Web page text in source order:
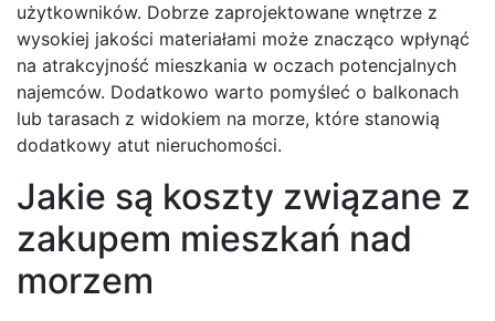
użytkowników. Dobrze zaprojektowane wnętrze z
wysokiej jakości materiałami może znacząco wpłynąć
na atrakcyjność mieszkania w oczach potencjalnych
najemców. Dodatkowo warto pomyśleć o balkonach
lub tarasach z widokiem na morze, które stanowią
dodatkowy atut nieruchomości.
Jakie są koszty związane z
zakupem mieszkań nad
morzem